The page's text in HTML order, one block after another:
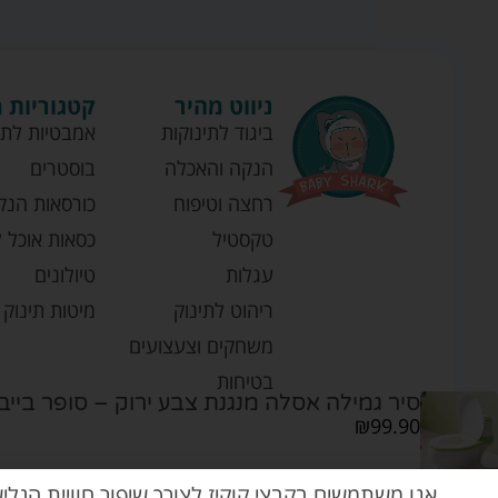
סיר גמילה אסלה מנגנת צבע ירוק – סופר
₪99.90
ניווט מהיר
ביגוד לתינוקות
הנקה והאכלה
רחצה וטיפוח
טקסטיל
עגלות
ריהוט לתינוק
משחקים וצעצועים
בטיחות
אמבטיות
בוסטרים
כורסאות
כסאות אוכל
טיולונים
מיטות תינוק